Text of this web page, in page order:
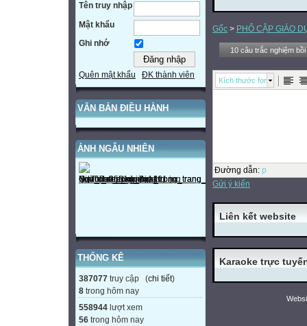
Tên truy nhập
Mật khẩu
Ghi nhớ
Quên mật khẩu ĐK thành viên
VĂN BẢN ĐIỀU HÀNH
ẢNH NGẪU NHIÊN
THỐNG KÊ
387077 truy cập (chi tiết)
8 trong hôm nay
558944 lượt xem
56 trong hôm nay
Gốc > PHỔ CẬP GIÁO
10 câu trắc nghiệm
Kích thước font
Đường dẫn: p
Gửi ý kiến
Liên kết website
Karaoke trực